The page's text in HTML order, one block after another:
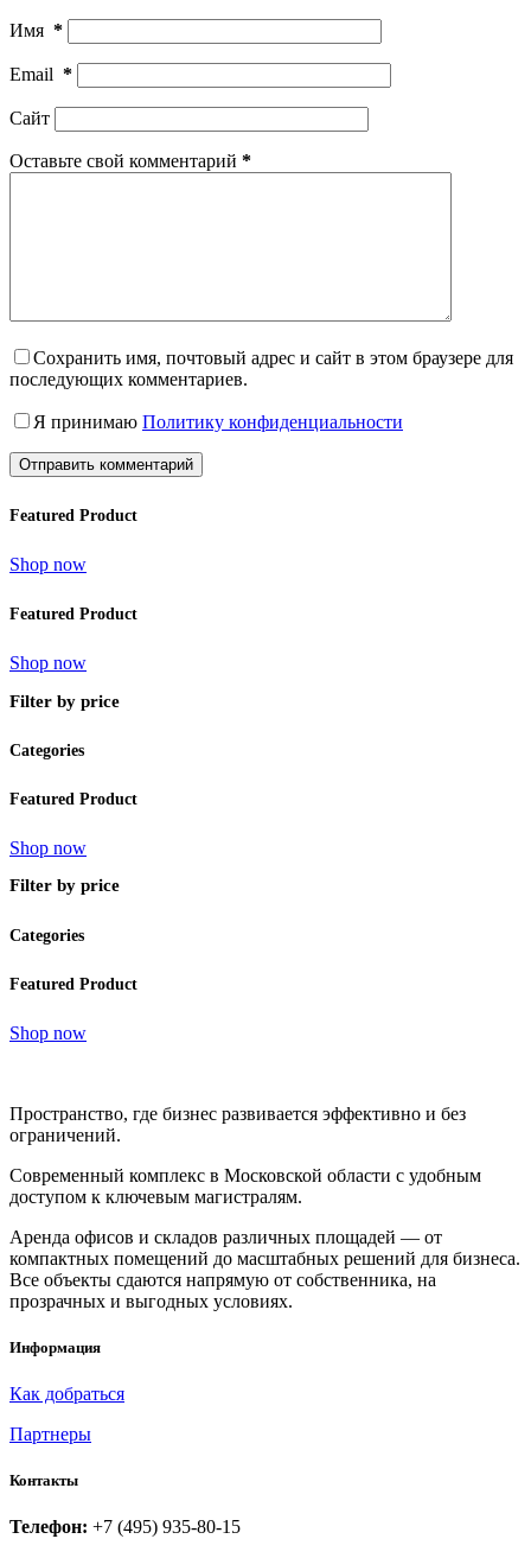
Имя *
Email *
Сайт
Оставьте свой комментарий *
Сохранить имя, почтовый адрес и сайт в этом браузере для
последующих комментариев.
Я принимаю Политику конфиденциальности
Отправить комментарий
Featured Product
Shop now
Featured Product
Shop now
Filter by price
Categories
Featured Product
Shop now
Filter by price
Categories
Featured Product
Shop now
Пространство, где бизнес развивается эффективно и без
ограничений.
Современный комплекс в Московской области с удобным
доступом к ключевым магистралям.
Аренда офисов и складов различных площадей — от
компактных помещений до масштабных решений для бизнеса.
Все объекты сдаются напрямую от собственника, на
прозрачных и выгодных условиях.
Информация
Как добраться
Партнеры
Контакты
Телефон: +7 (495) 935-80-15